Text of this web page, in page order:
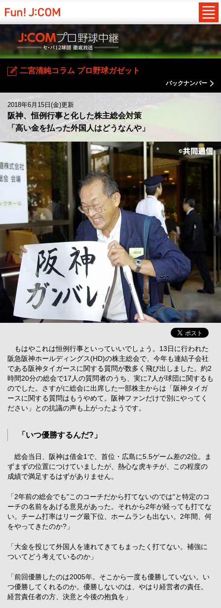
二宮清純コラム プロ野球ガゼット
バックナンバー
2018年6月15日(金)更新
阪神、恒例行事と化した株主総会対策
「高い金を払った外国人はどうなんや」
もはやこれは恒例行事といっていいでしょう。13日に行われた
阪急阪神ホールディングス(HD)の株主総会で、今年も連結子会社
である阪神タイガースに関する質問が数多く飛び出しました。約2
時間20分の総会で17人の質問者のうち、実に7人が球団に関するも
のでした。さすがに総会に出席した一部株主からは「阪神タイガ
ースに関する質問はもうやめて。阪神ファンだけで別にやってく
ださい」との抗議の声も上がったようです。
「いつ優勝するんだ?」
総会当日、阪神は借金1で、首位・広島に5.5ゲーム差の2位。ま
ずまずの位置につけていましたが、熱心な虎キチが、この程度の
成績で満足するはずがありません。
「2年前の総会でも"このコーチだから打てないのでは"と特定のコ
ーチの名前をあげる意見があった。それから2年が経っても打てな
い。チーム打率はリーグ最下位、ホームランも出ない。2年間、何
をやってきたのか?」
「大金を投じて外国人を連れてきてもまったく打てない。補強に
ついてどう考えているのか」
「前回優勝したのは2005年。そこから一度も優勝していない。い
つ優勝してくれるのか。優勝しないのは、やはり経営者の責任。
経営責任者の方、決意と今後の抱負を」